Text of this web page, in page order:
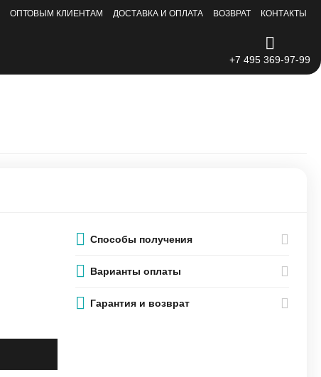
ОПТОВЫМ КЛИЕНТАМ ДОСТАВКА И ОПЛАТА ВОЗВРАТ КОНТАКТЫ
+7 495 369-97-99
Способы получения
Варианты оплаты
Гарантия и возврат